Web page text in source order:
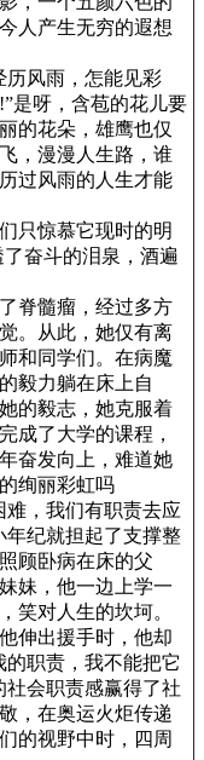
人产生无穷的遐想
风雨，怎能见彩
是呀，含苞的花儿要
的花朵，雄鹰也仅
，漫漫人生路，谁
过风雨的人生才能
只惊慕它现时的明
奋斗的泪泉，酒遍
脊髓瘤，经过多方
。从此，她仅有离
和同学们。在病魔
毅力躺在床上自
的毅志，她克服着
成了大学的课程，
奋发向上，难道她
绚丽彩虹吗
，我们有职责去应
年纪就担起了支撑整
顾卧病在床的父
妹，他一边上学一
笑对人生的坎坷。
伸出援手时，他却
职责，我不能把它
社会职责感赢得了社
，在奥运火炬传递
的视野中时，四周